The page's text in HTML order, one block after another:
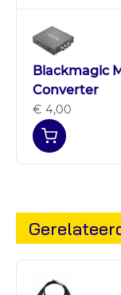
Blackmagic
Converter
€ 4,00